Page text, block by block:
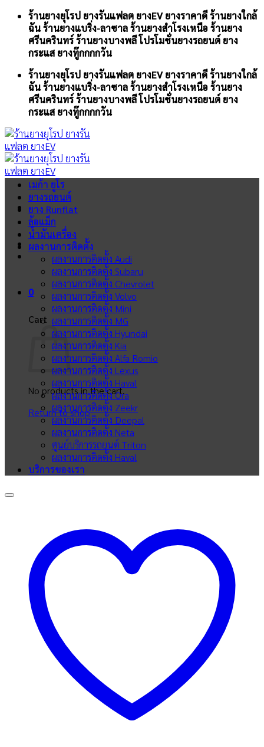
Skip
content
ร้านยางยุโรป ยางรันแฟลต ยางEV ยางราคาดี ร้านยางใกล้
ฉัน ร้านยางแบริ่ง-ลาซาล ร้านยางสำโรงเหนือ ร้านยาง
ศรีนครินทร์ ร้านยางบางพลี โปรโมชั่นยางรถยนต์ ยาง
กระแส ยางทู๊กกกกวัน
ร้านยางยุโรป ยางรันแฟลต ยางEV ยางราคาดี ร้านยางใกล้
ฉัน ร้านยางแบริ่ง-ลาซาล ร้านยางสำโรงเหนือ ร้านยาง
ศรีนครินทร์ ร้านยางบางพลี โปรโมชั่นยางรถยนต์ ยาง
กระแส ยางทู๊กกกกวัน
0
Cart
No products in the cart.
Return to shop
เมก้า ยูโร
ยางรถยนต์
ยาง Runflat
ล้อแม็ก
น้ำมันเครื่อง
ผลงานการติดตั้ง
ผลงานการติดตั้ง Audi
ผลงานการติดตั้ง Subaru
ผลงานการติดตั้ง Chevrolet
ผลงานการติดตั้ง Volvo
ผลงานการติดตั้ง Mini
ผลงานการติดตั้ง MG
ผลงานการติดตั้ง Hyundai
ผลงานการติดตั้ง Kia
ผลงานการติดตั้ง Alfa Romio
ผลงานการติดตั้ง Lexus
ผลงานการติดตั้ง Haval
ผลงานการติดตั้ง Ora
ผลงานการติดตั้ง Zeekr
ผลงานการติดตั้ง Deepal
ผลงานการติดตั้ง Neta
ศูนย์บริการรถยนต์ Triton
ผลงานการติดตั้ง Haval
บริการของเรา